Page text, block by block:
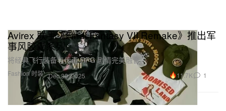
Fashion 时装
Avirex 联手《Final Fantasy VII Remake》推出军
事风胶囊系列
将经典飞行装备与传奇 RPG 剧情完美融合。
Dec 30, 2025 11.7K 1